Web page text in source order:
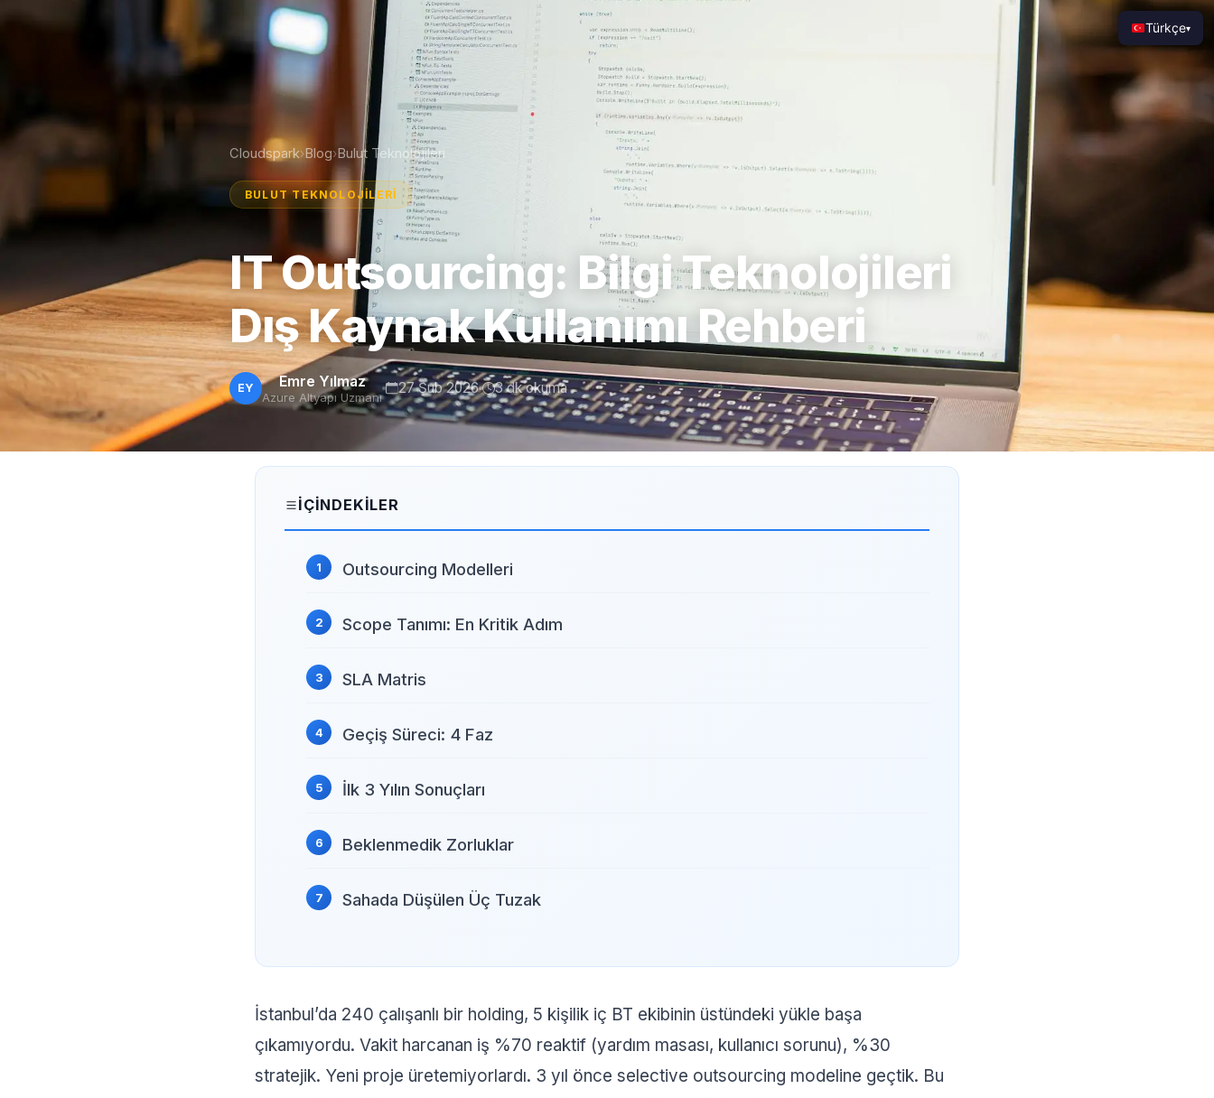
Cloudspark›Blog›Bulut Teknolojileri
BULUT TEKNOLOJILERI
IT Outsourcing: Bilgi Teknolojileri
Dış Kaynak Kullanımı Rehberi
EY Emre Yılmaz
Azure Altyapı Uzmanı
27 Şub 2026 3 dk okuma
İÇINDEKILER
Outsourcing Modelleri
Scope Tanımı: En Kritik Adım
SLA Matris
Geçiş Süreci: 4 Faz
İlk 3 Yılın Sonuçları
Beklenmedik Zorluklar
Sahada Düşülen Üç Tuzak
İstanbul’da 240 çalışanlı bir holding, 5 kişilik iç BT ekibinin üstündeki yükle başa
çıkamıyordu. Vakit harcanan iş %70 reaktif (yardım masası, kullanıcı sorunu), %30
stratejik. Yeni proje üretemiyorlardı. 3 yıl önce selective outsourcing modeline geçtik. Bu
Türkçe▾